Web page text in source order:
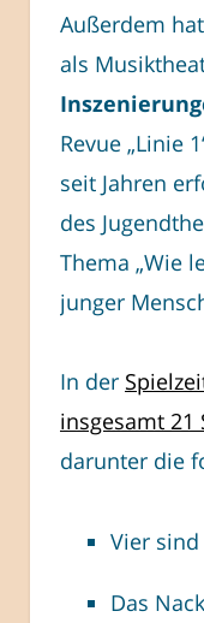
Außerdem
als
Revue „Linie
seit Jahren
des
Thema „Wie
junger
In der
insgesamt 21
darunter die
Vier sind
Das